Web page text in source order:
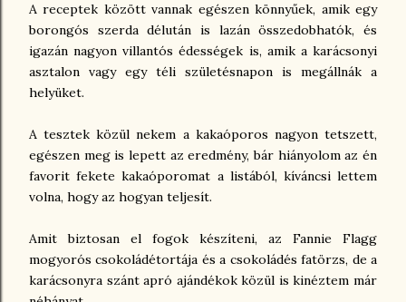
A receptek között vannak egészen könnyűek, amik egy
borongós szerda délután is lazán összedobhatók, és
igazán nagyon villantós édességek is, amik a karácsonyi
asztalon vagy egy téli születésnapon is megállnák a
helyüket.
A tesztek közül nekem a kakaóporos nagyon tetszett,
egészen meg is lepett az eredmény, bár hiányolom az én
favorit fekete kakaóporomat a listából, kíváncsi lettem
volna, hogy az hogyan teljesít.
Amit biztosan el fogok készíteni, az Fannie Flagg
mogyorós csokoládétortája és a csokoládés fatörzs, de a
karácsonyra szánt apró ajándékok közül is kinéztem már